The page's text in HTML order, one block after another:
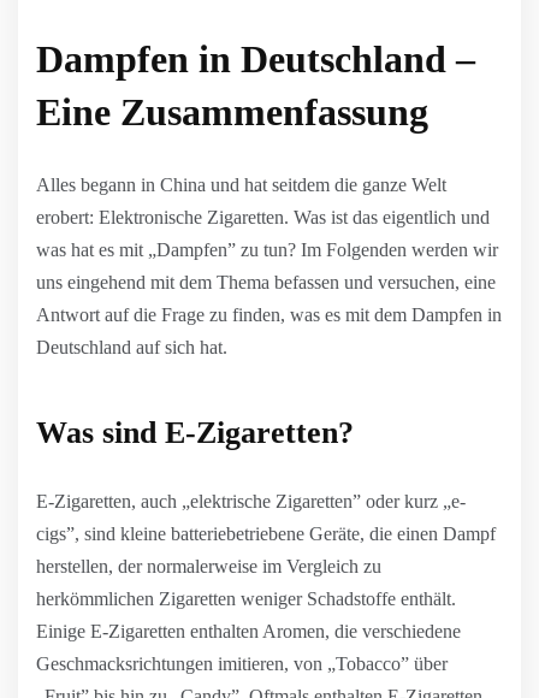
Dampfen in Deutschland –
Eine Zusammenfassung
Alles begann in China und hat seitdem die ganze Welt
erobert: Elektronische Zigaretten. Was ist das eigentlich und
was hat es mit „Dampfen” zu tun? Im Folgenden werden wir
uns eingehend mit dem Thema befassen und versuchen, eine
Antwort auf die Frage zu finden, was es mit dem Dampfen in
Deutschland auf sich hat.
Was sind E-Zigaretten?
E-Zigaretten, auch „elektrische Zigaretten” oder kurz „e-
cigs”, sind kleine batteriebetriebene Geräte, die einen Dampf
herstellen, der normalerweise im Vergleich zu
herkömmlichen Zigaretten weniger Schadstoffe enthält.
Einige E-Zigaretten enthalten Aromen, die verschiedene
Geschmacksrichtungen imitieren, von „Tobacco” über